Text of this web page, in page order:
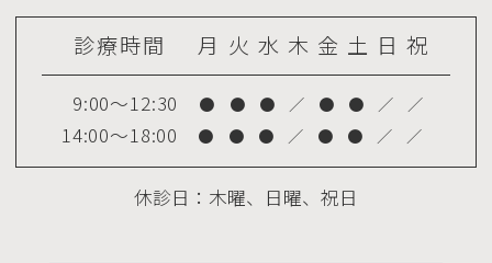
診療時間 月 火 水 木 金 土 日 祝
9:00～12:30 ● ● ● ／ ● ● ／ ／
14:00～18:00 ● ● ● ／ ● ● ／ ／
休診日：木曜、日曜、祝日